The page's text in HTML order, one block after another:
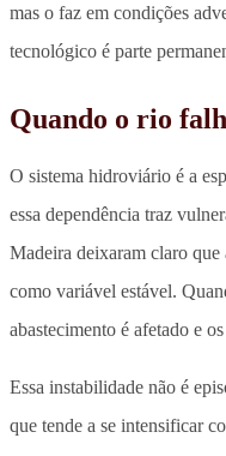
mas o faz em condições
tecnológico é parte
Quando o rio
O sistema hidroviário é a
essa dependência traz
Madeira deixaram claro que
como variável estável.
abastecimento é afetado e
Essa instabilidade não é
que tende a se intensificar